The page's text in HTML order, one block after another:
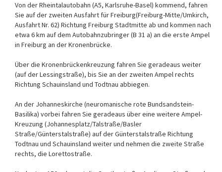
Von der Rheintalautobahn (A5, Karlsruhe-Basel) kommend, fahren
Sie auf der zweiten Ausfahrt für Freiburg(Freiburg-Mitte/Umkirch,
Ausfahrt Nr. 62) Richtung Freiburg Stadtmitte ab und kommen nach
etwa 6 km auf dem Autobahnzubringer (B 31 a) an die erste Ampel
in Freiburg an der Kronenbrücke.
Über die Kronenbrückenkreuzung fahren Sie geradeaus weiter
(auf der Lessingstraße), bis Sie an der zweiten Ampel rechts
Richtung Schauinsland und Todtnau abbiegen.
An der Johanneskirche (neuromanische rote Bundsandstein-
Basilika) vorbei fahren Sie geradeaus über eine weitere Ampel-
Kreuzung (Johannesplatz/Talstraße/Basler
Straße/Günterstalstraße) auf der Günterstalstraße Richtung
Todtnau und Schauinsland weiter und nehmen die zweite Straße
rechts, die Lorettostraße.